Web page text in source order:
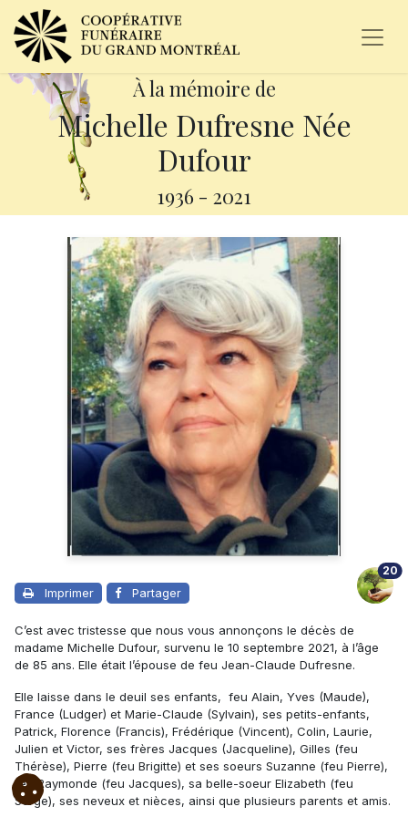
À la mémoire de
Michelle Dufresne Née
Dufour
1936 - 2021
Imprimer Partager
20
C’est avec tristesse que nous vous annonçons le décès de
madame Michelle Dufour, survenu le 10 septembre 2021, à l’âge
de 85 ans. Elle était l’épouse de feu Jean-Claude Dufresne.
Elle laisse dans le deuil ses enfants, feu Alain, Yves (Maude),
France (Ludger) et Marie-Claude (Sylvain), ses petits-enfants,
Patrick, Florence (Francis), Frédérique (Vincent), Colin, Laurie,
Julien et Victor, ses frères Jacques (Jacqueline), Gilles (feu
Thérèse), Pierre (feu Brigitte) et ses soeurs Suzanne (feu Pierre),
feu Raymonde (feu Jacques), sa belle-soeur Elizabeth (feu
Serge), ses neveux et nièces, ainsi que plusieurs parents et amis.